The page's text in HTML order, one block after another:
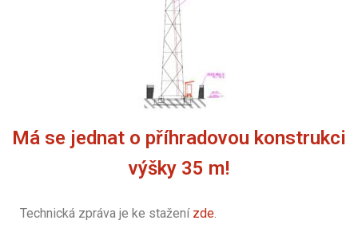
Má se jednat o příhradovou konstrukci
výšky 35 m!
Technická zpráva je ke stažení zde.